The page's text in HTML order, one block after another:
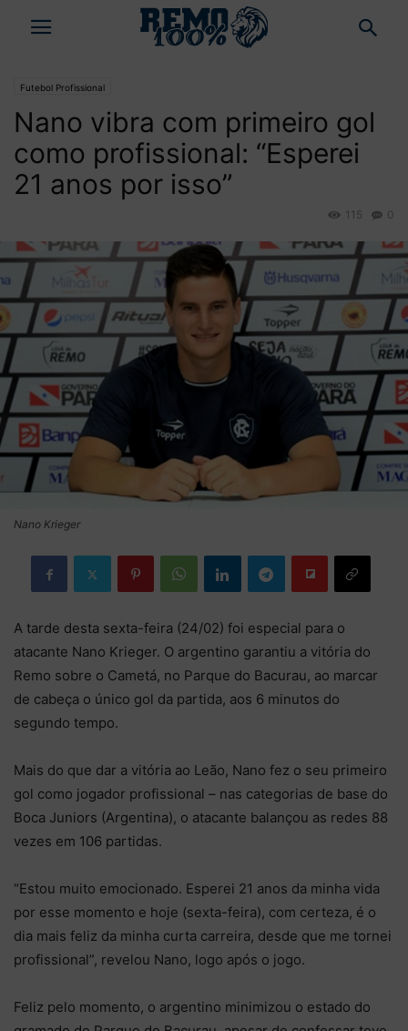
Futebol Profissional
Nano vibra com primeiro gol
como profissional: “Esperei
21 anos por isso”
0
115
Nano Krieger
A tarde desta sexta-feira (24/02) foi especial para o
atacante Nano Krieger. O argentino garantiu a vitória do
Remo sobre o Cametá, no Parque do Bacurau, ao marcar
de cabeça o único gol da partida, aos 6 minutos do
segundo tempo.
Mais do que dar a vitória ao Leão, Nano fez o seu primeiro
gol como jogador profissional – nas categorias de base do
Boca Juniors (Argentina), o atacante balançou as redes 88
vezes em 106 partidas.
“Estou muito emocionado. Esperei 21 anos da minha vida
por esse momento e hoje (sexta-feira), com certeza, é o
dia mais feliz da minha curta carreira, desde que me tornei
profissional”, revelou Nano, logo após o jogo.
Feliz pelo momento, o argentino minimizou o estado do